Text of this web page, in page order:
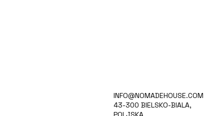
INFO@NOMADEHOUSE.COM
43-300 BIELSKO-BIALA,